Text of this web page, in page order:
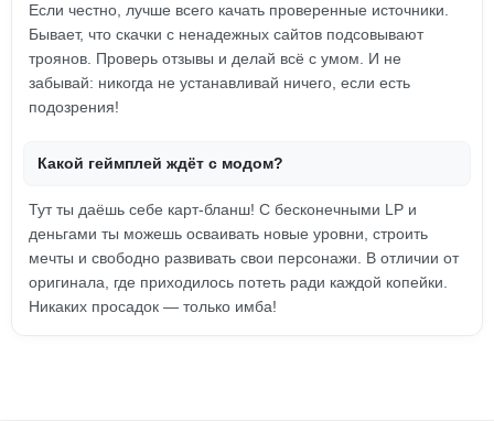
Если честно, лучше всего качать проверенные источники.
Бывает, что скачки с ненадежных сайтов подсовывают
троянов. Проверь отзывы и делай всё с умом. И не
забывай: никогда не устанавливай ничего, если есть
подозрения!
Какой геймплей ждёт с модом?
Тут ты даёшь себе карт-бланш! С бесконечными LP и
деньгами ты можешь осваивать новые уровни, строить
мечты и свободно развивать свои персонажи. В отличии от
оригинала, где приходилось потеть ради каждой копейки.
Никаких просадок — только имба!